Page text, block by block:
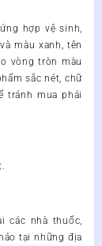
hợp vệ sinh,
màu xanh, tên
vòng tròn màu
sắc nét, chữ
tránh mua phải
các nhà thuốc,
tại những địa